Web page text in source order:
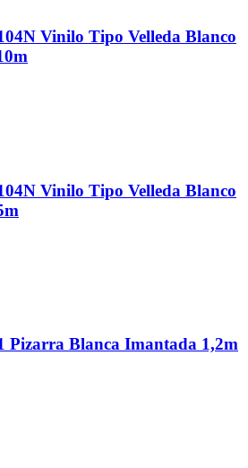
Vinilo Tipo Velleda Blanco
Vinilo Tipo Velleda Blanco
Pizarra Blanca Imantada 1,2m